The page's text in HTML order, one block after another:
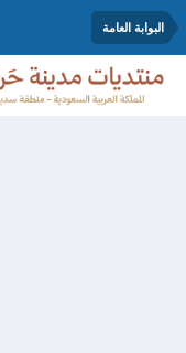
البوابة العامة